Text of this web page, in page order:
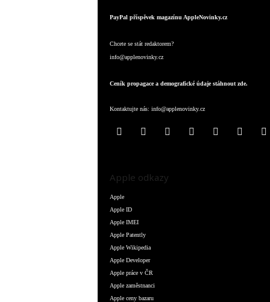
PayPal příspěvek magazínu AppleNovinky.cz
Chcete se stát redaktorem?
info@applenovinky.cz
Ceník propagace a demografické údaje stáhnout zde.
Kontaktujte nás: info@applenovinky.cz
Apple odkazy
Apple
Apple ID
Apple IMEI
Apple Patently
Apple Wikipedia
Apple Developer
Apple práce v ČR
Apple zaměstnanci
Apple ceny bazaru